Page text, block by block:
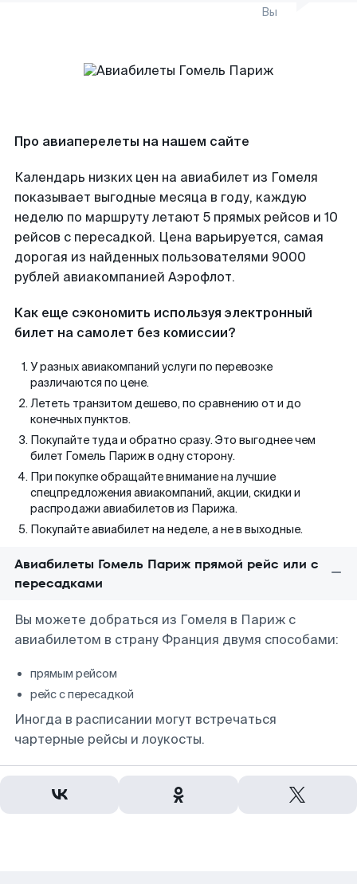
Вы
Про авиаперелеты на нашем сайте
Календарь низких цен на авиабилет из Гомеля
показывает выгодные месяца в году, каждую
неделю по маршруту летают 5 прямых рейсов и 10
рейсов с пересадкой. Цена варьируется, самая
дорогая из найденных пользователями 9000
рублей авиакомпанией Аэрофлот.
Как еще сэкономить используя электронный
билет на самолет без комиссии?
У разных авиакомпаний услуги по перевозке
различаются по цене.
Лететь транзитом дешево, по сравнению от и до
конечных пунктов.
Покупайте туда и обратно сразу. Это выгоднее чем
билет Гомель Париж в одну сторону.
При покупке обращайте внимание на лучшие
спецпредложения авиакомпаний, акции, скидки и
распродажи авиабилетов из Парижа.
Покупайте авиабилет на неделе, а не в выходные.
Авиабилеты Гомель Париж прямой рейс или с
пересадками
Вы можете добраться из Гомеля в Париж с
авиабилетом в страну Франция двумя способами:
прямым рейсом
рейс с пересадкой
Иногда в расписании могут встречаться
чартерные рейсы и лоукосты.